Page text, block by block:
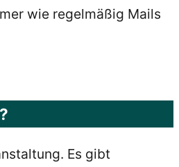
wie regelmäßig Mails
Es gibt